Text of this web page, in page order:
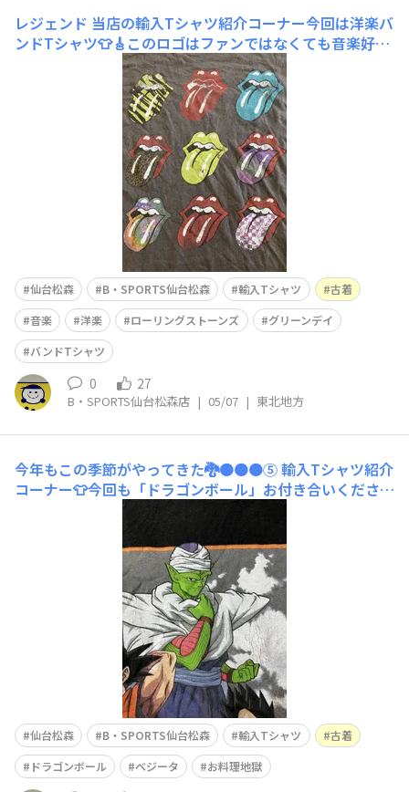
レジェンド 当店の輸入Tシャツ紹介コーナー今回は洋楽バ
ンドTシャツ👕🎸このロゴはファンではなくても音楽好き
なら一度は見たことある！？でしょう👀「ローリングスト
ーンズ」カラフルなロゴがたくさん🌈1960年代から活動
していて、今年の7月に新譜のアルバムをリリースします
💿まさにレジェンドバンド！！お次は・・・「グリー
仙台松森 B・SPORTS仙台松森 輸入Tシャツ
古着
音楽
洋楽 ローリングストーンズ
グリーンデイ
バンドTシャツ
0 27
B・SPORTS仙台松森店 | 05/07 | 東北地方
今年もこの季節がやってきた🐉🟠🟠🟠⑤輸入Tシャツ紹介
コーナー👕今回も「ドラゴンボール」お付き合いください
🙇このTシャツドラゴンボール戦士たちのデザインです。
ベジータもこの表情ベジータも最初の頃は冗談が通じない
イメージでしたが、悟空達と行動を共にするとともになん
だか砕けたキャラになりました。みなさんご存知かどうか
分かりませんが、ベジータ
仙台松森 B・SPORTS仙台松森 輸入Tシャツ
古着
ドラゴンボール
ベジータ お料理地獄